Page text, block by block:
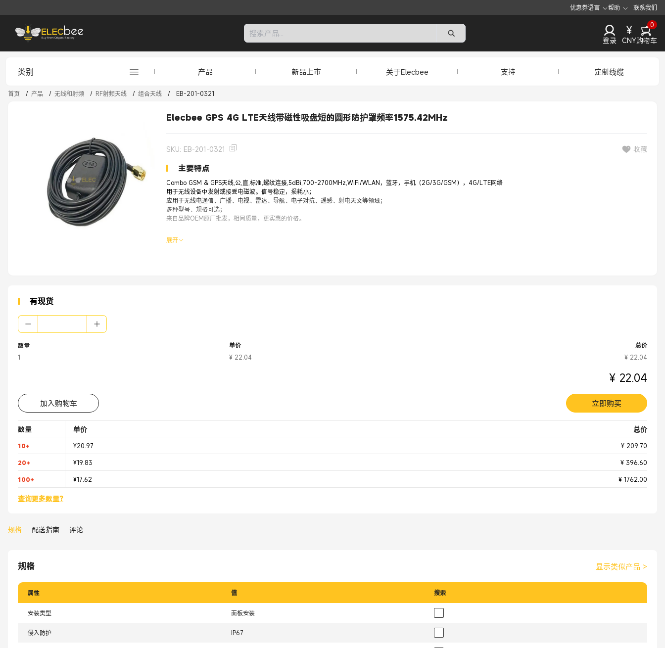
优惠券语言 帮助 联系我们
登录
¥
CNY
0
购物车
类别 产品 新品上市 关于Elecbee 支持 定制线缆
首页 / 产品 / 无线和射频 / RF射频天线 / 组合天线 / EB-201-0321
Elecbee GPS 4G LTE天线带磁性吸盘短的圆形防护罩频率1575.42MHz
SKU: EB-201-0321 收藏
主要特点
Combo GSM & GPS天线,公,直,标准,螺纹连接,5dBi,700-2700MHz,WiFi/WLAN，蓝牙，手机（2G/3G/GSM），4G/LTE网络
用于无线设备中发射或接受电磁波。信号稳定，损耗小；
应用于无线电通信、广播、电视、雷达、导航、电子对抗、遥感、射电天文等领域；
多种型号、规格可选；
来自品牌OEM原厂批发，相同质量，更实惠的价格。
展开
有现货
数量
1
单价
¥ 22.04
总价
¥ 22.04
¥ 22.04
加入购物车 立即购买
数量 单价 总价
10+ ¥20.97 ¥ 209.70
20+ ¥19.83 ¥ 396.60
100+ ¥17.62 ¥ 1762.00
查询更多数量?
规格 配送指南 评论
规格 显示类似产品 >
属性 值 搜索
安装类型 面板安装
侵入防护 IP67